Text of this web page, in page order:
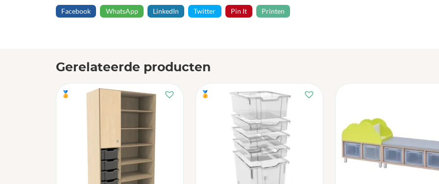
Facebook
WhatsApp LinkedIn Twitter Pin It Printen
Gerelateerde producten
🏅 🏅